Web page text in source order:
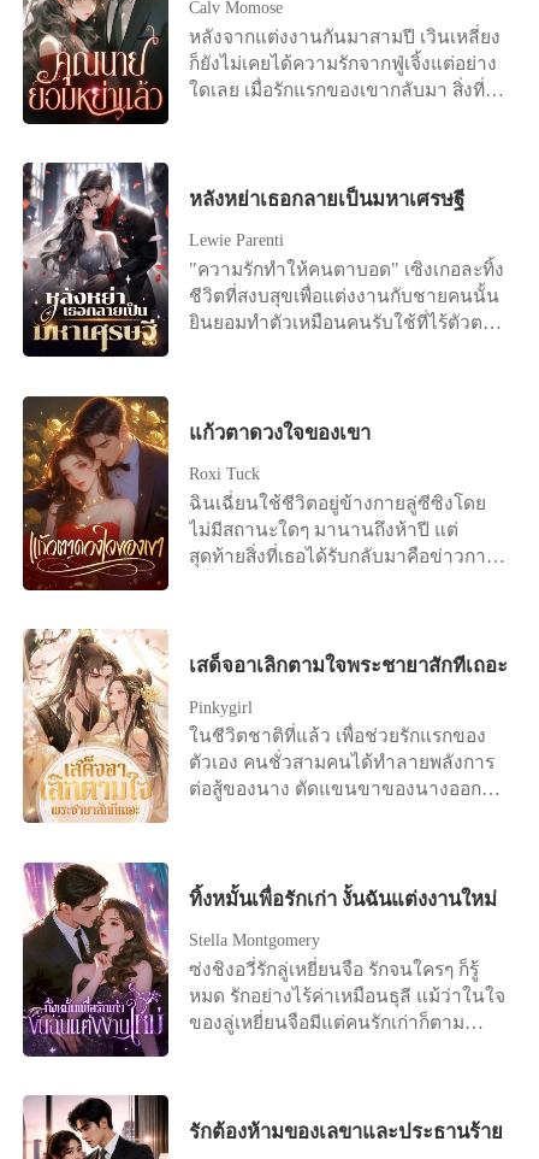
Calv Momose
หลังจากแต่งงานกันมาสามปี เวินเหลี่ยง
ก็ยังไม่เคยได้ความรักจากฟู่เจิ้งแต่อย่าง
ใดเลย เมื่อรักแรกของเขากลับมา สิ่งที่รอ
เย็นชาว่า "ใช่" เวินเหลี่ยงหลับตาและ
เตียงคนไข้ด้วยความสิ้นหวังและลงนาม
ในข้อตกลงการหย่า "ฟู่เจิ้ง เราไม่ได้เป็น
หนี้กันอีกต่อไปแล้ว..." ชายที่มีความเด็ด
ขาดและเย็นชามาโดยตลอดนอนอยู่ข้าง
หลังหย่าเธอกลายเป็นมหาเศรษฐี
Lewie Parenti
"ความรักทำให้คนตาบอด" เซิงเกอละทิ้ง
ชีวิตที่สงบสุขเพื่อแต่งงานกับชายคนนั้น
ยินยอมทำตัวเหมือนคนรับใช้ที่ไร้ตัวตน
แรกของเขา เซิงเกอรู้สึกผิดหวังอย่าง
แล้ว ฉันไม่ปกปิดอีกแล้ว จะบอกความ
จริงให้" ทันใดนั้น โลกออนไลน์ก็ระเบิด
ขึ้นทันที มีข่าวลือว่าสาวรวยพันล้านคน
หนึ่งหย่าร้างแล้ว ดังนั้น ซีอีโอนับไม่ถ้วน
แถลงข่าวในวันถัดไป โดยขอร้องอย่าง
ภรรยากลับบ้านนะ
แก้วตาดวงใจของเขา
Roxi Tuck
ฉินเฉี่ยนใช้ชีวิตอยู่ข้างกายลู่ซีซิงโดย
ไม่มีสถานะใดๆ มานานถึงห้าปี แต่
สุดท้ายสิ่งที่เธอได้รับกลับมาคือข่าวการ
เรื่องรักใคร่ กลับตามหาเธออย่างบ้าคลั่ง
ครั้ง เธอปรากฏตัวอย่างน่าทึ่ง และข้าง
กายมีใครบางคนเคียงข้างอยู่ ขณะที่ชาย
หนุ่มเสียใจจนแทบบ้า พยายามพร่ำบอก
ความรักที่มาช้าเกินไป “อาเฉี่ยน กลับมา
เสียงเย็นชาและแฝงด้วยความประชด
น้อย เขายกมือขึ้นปิดดวงตาเย็นชาของ
เธอไว้ “เด็กดี อย่ามองฉันด้วยสายตา
แบบนั้นเลย ฉันทนไม่ไหว...”
เสด็จอาเลิกตามใจพระชายาสักทีเถอะ
Pinkygirl
ในชีวิตชาติที่แล้ว เพื่อช่วยรักแรกของ
ตัวเอง คนชั่วสามคนได้ทำลายพลังการ
ต่อสู้ของนาง ตัดแขนขาของนางออก
วางแผนอย่างรอบคอบ โดยสาบานว่าจะ
ที่นางเคยประสบมา! รักแรกที่ไร้เดียงสา
อะไรกัน ที่จริงก็เป็นเพียงผู้หญิงที่ตีสอง
หน้าเก่ง อยากจะไต่ขึ้นไปสูงเหรอ งั้นก็จะ
ให้เจ้าปีนขึ้นไป ยิ่งปีนขึ้นสูงมากเท่าไร
จะทำให้พวกมันไม่ตายดี พวกคนที่เจ้า
ทิ้งหมั้นเพื่อรักเก่า งั้นฉันแต่งงานใหม่
Stella Montgomery
ซ่งชิงอวี่รักลู่เหยี่ยนจือ รักจนใครๆ ก็รู้
หมด รักอย่างไร้ค่าเหมือนธุลี แม้ว่าในใจ
ของลู่เหยี่ยนจือมีแต่คนรักเก่าก็ตาม
ซ่งชิงอวี่ก็ยังคงขอแต่งงานกับลู่เหยี่
รักต้องห้ามของเลขาและประธานร้าย